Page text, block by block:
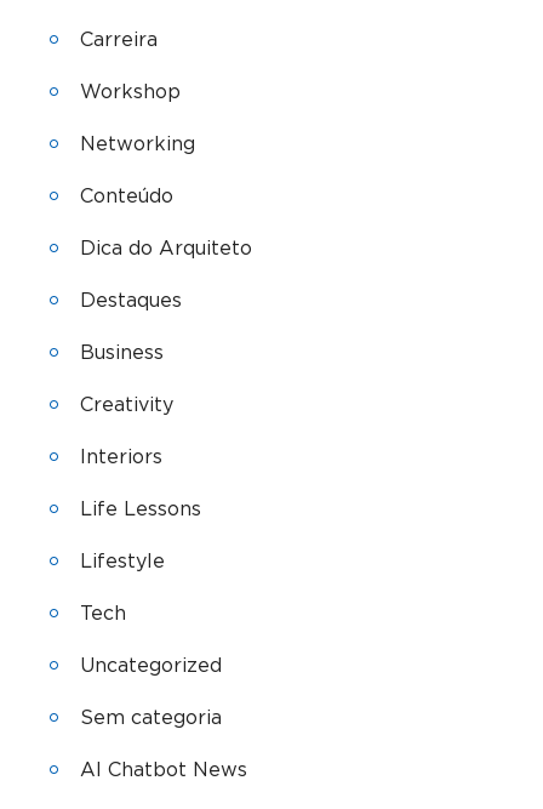
Carreira
Workshop
Networking
Conteúdo
Dica do Arquiteto
Destaques
Business
Creativity
Interiors
Life Lessons
Lifestyle
Tech
Uncategorized
Sem categoria
AI Chatbot News